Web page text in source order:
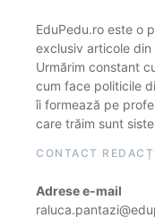
EduPedu.ro este o
exclusiv articole
Urmărim constant
cum face politicile
îi formează pe
care trăim sunt
CONTACT
Adrese e-mail